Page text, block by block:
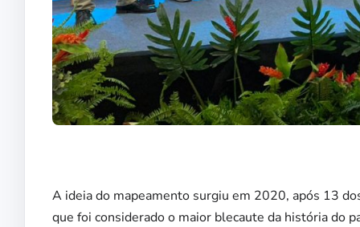
A ideia do mapeamento surgiu em 2020, após 13
que foi considerado o maior blecaute da história do